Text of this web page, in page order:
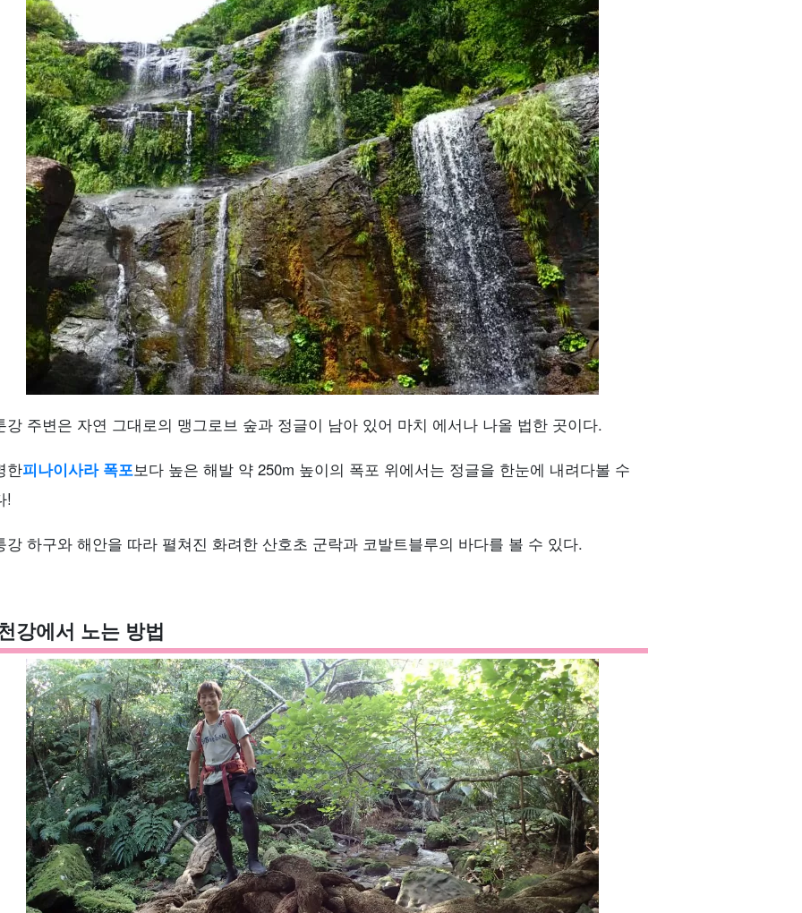
강 주변은 자연 그대로의 맹그로브 숲과 정글이 남아 있어 마치 에서나 나올 법한 곳이다.
한피나이사라 폭포보다 높은 해발 약 250m 높이의 폭포 위에서는 정글을 한눈에 내려다볼 수
!
강 하구와 해안을 따라 펼쳐진 화려한 산호초 군락과 코발트블루의 바다를 볼 수 있다.
강에서 노는 방법